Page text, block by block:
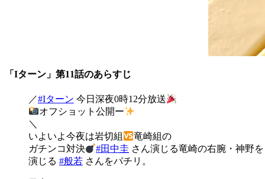
「Iターン」第11話のあらすじ
／#Iターン 今日深夜0時12分放送
オフショット公開ー
＼
いよいよ今夜は岩切組
竜崎組の
ガチンコ対決
#田中圭 さん演じる竜崎の右腕・神野を
演じる #般若 さんをパチリ。